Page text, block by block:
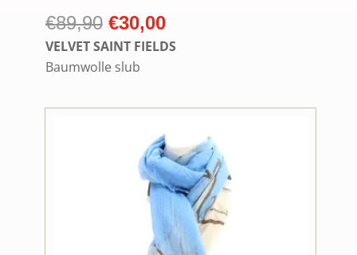
€89,90 Ursprünglicher
Preis
war:
€30,00Aktueller
Preis
VELVET SAINT FIELDS
Baumwolle slub